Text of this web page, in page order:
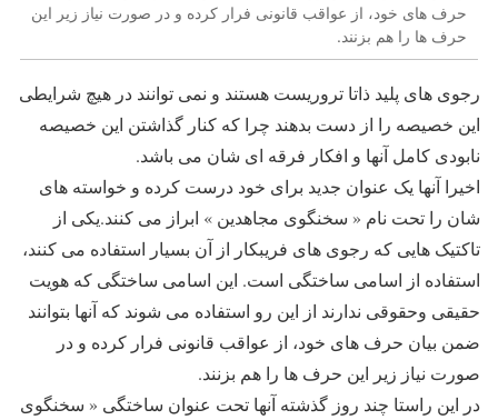
حرف های خود، از عواقب قانونی فرار کرده و در صورت نیاز زیر این
حرف ها را هم بزنند.
رجوی های پلید ذاتا تروریست هستند و نمی توانند در هیچ شرایطی
این خصیصه را از دست بدهند چرا که کنار گذاشتن این خصیصه
نابودی کامل آنها و افکار فرقه ای شان می باشد.
اخیرا آنها یک عنوان جدید برای خود درست کرده و خواسته های
شان را تحت نام « سخنگوی مجاهدین » ابراز می کنند.یکی از
تاکتیک هایی که رجوی های فریبکار از آن بسیار استفاده می کنند،
استفاده از اسامی ساختگی است. این اسامی ساختگی که هویت
حقیقی وحقوقی ندارند از این رو استفاده می شوند که آنها بتوانند
ضمن بیان حرف های خود، از عواقب قانونی فرار کرده و در
صورت نیاز زیر این حرف ها را هم بزنند.
در این راستا چند روز گذشته آنها تحت عنوان ساختگی « سخنگوی